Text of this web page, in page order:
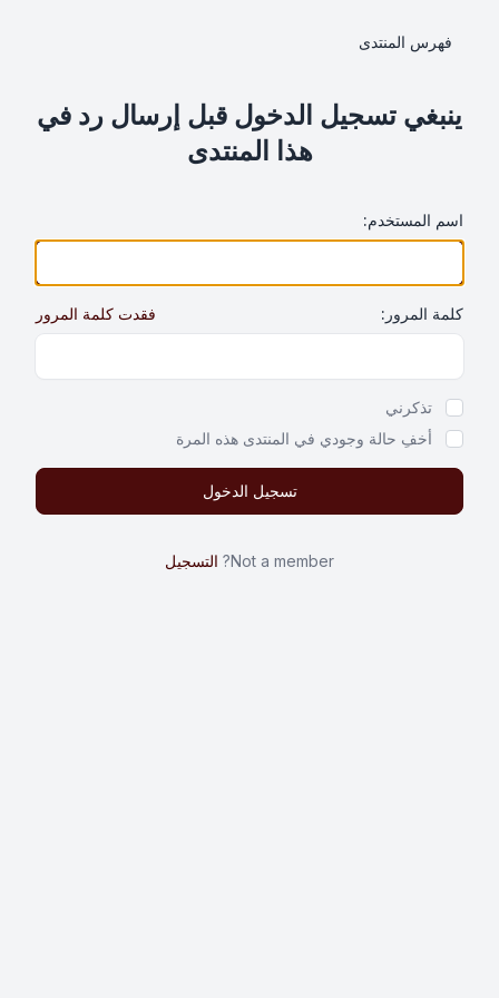
فهرس المنتدى
ينبغي تسجيل الدخول قبل إرسال رد في
هذا المنتدى
اسم المستخدم:
كلمة المرور: فقدت كلمة المرور
تذكرني
أخفِ حالة وجودي في المنتدى هذه المرة
Not a member? التسجيل